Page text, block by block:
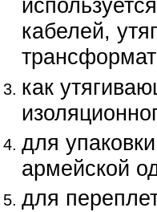
кабелей,
как
для
армейской
для